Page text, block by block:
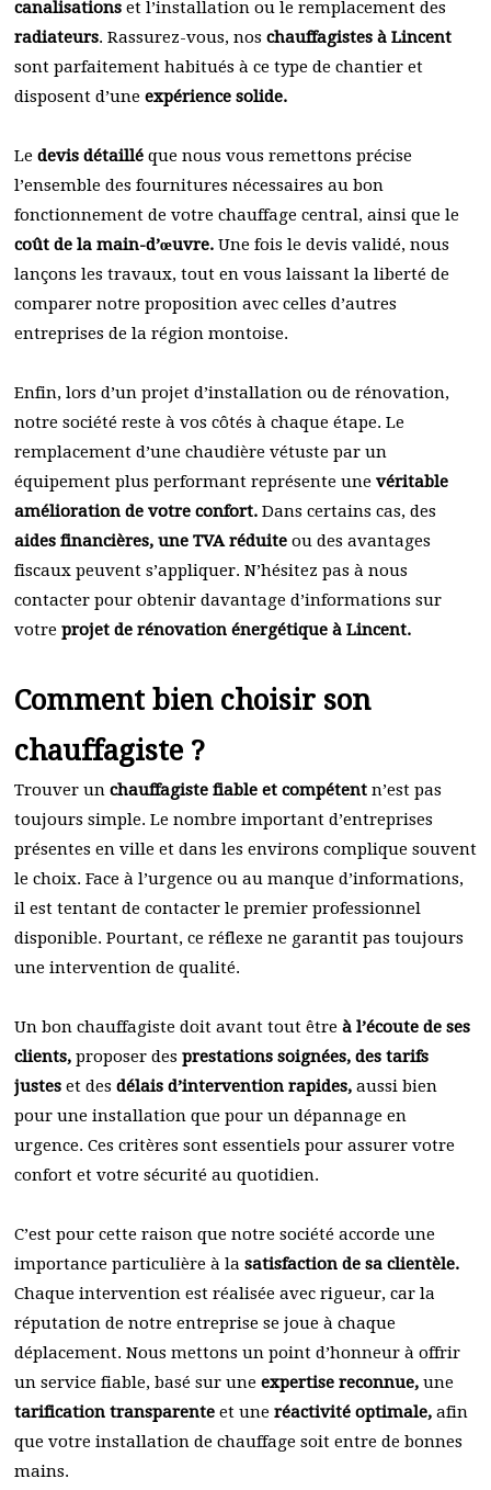
canalisations et l’installation ou le remplacement des
radiateurs. Rassurez-vous, nos chauffagistes à Lincent
sont parfaitement habitués à ce type de chantier et
disposent d’une expérience solide.
Le devis détaillé que nous vous remettons précise
l’ensemble des fournitures nécessaires au bon
fonctionnement de votre chauffage central, ainsi que le
coût de la main-d’œuvre. Une fois le devis validé, nous
lançons les travaux, tout en vous laissant la liberté de
comparer notre proposition avec celles d’autres
entreprises de la région montoise.
Enfin, lors d’un projet d’installation ou de rénovation,
notre société reste à vos côtés à chaque étape. Le
remplacement d’une chaudière vétuste par un
équipement plus performant représente une véritable
amélioration de votre confort. Dans certains cas, des
aides financières, une TVA réduite ou des avantages
fiscaux peuvent s’appliquer. N’hésitez pas à nous
contacter pour obtenir davantage d’informations sur
votre projet de rénovation énergétique à Lincent.
Comment bien choisir son
chauffagiste ?
Trouver un chauffagiste fiable et compétent n’est pas
toujours simple. Le nombre important d’entreprises
présentes en ville et dans les environs complique souvent
le choix. Face à l’urgence ou au manque d’informations,
il est tentant de contacter le premier professionnel
disponible. Pourtant, ce réflexe ne garantit pas toujours
une intervention de qualité.
Un bon chauffagiste doit avant tout être à l’écoute de ses
clients, proposer des prestations soignées, des tarifs
justes et des délais d’intervention rapides, aussi bien
pour une installation que pour un dépannage en
urgence. Ces critères sont essentiels pour assurer votre
confort et votre sécurité au quotidien.
C’est pour cette raison que notre société accorde une
importance particulière à la satisfaction de sa clientèle.
Chaque intervention est réalisée avec rigueur, car la
réputation de notre entreprise se joue à chaque
déplacement. Nous mettons un point d’honneur à offrir
un service fiable, basé sur une expertise reconnue, une
tarification transparente et une réactivité optimale, afin
que votre installation de chauffage soit entre de bonnes
mains.